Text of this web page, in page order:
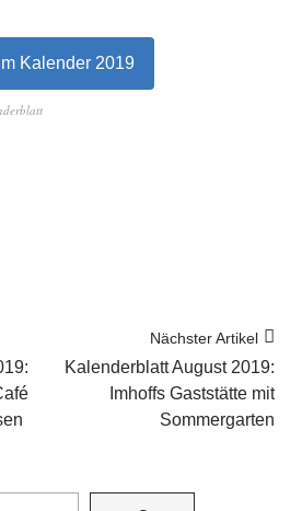
Kalender 2019
Nächster Artikel
Kalenderblatt August 2019:
Imhoffs Gaststätte mit
Sommergarten